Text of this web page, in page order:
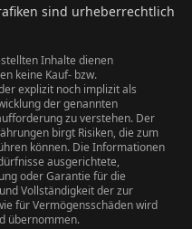
sind urheberrechtlich
Inhalte dienen
keine Kauf- bzw.
explizit noch implizit als
der genannten
zu verstehen. Der
birgt Risiken, die zum
können. Die Informationen
ausgerichtete,
oder Garantie für die
Vollständigkeit der zur
für Vermögensschäden wird
übernommen.